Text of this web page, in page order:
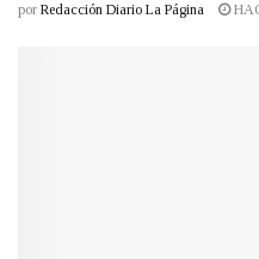
por Redacción Diario La Página